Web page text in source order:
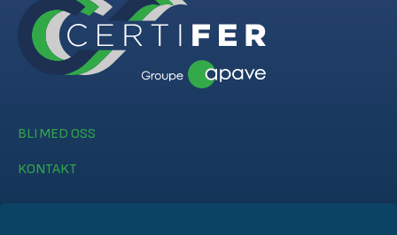
BLI MED OSS
KONTAKT